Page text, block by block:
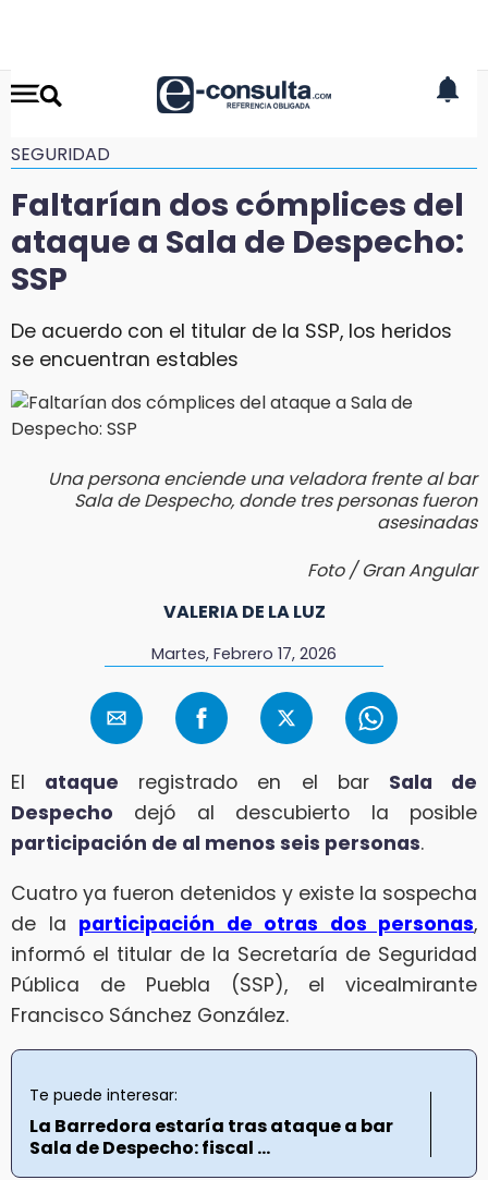
SEGURIDAD
Faltarían dos cómplices del
ataque a Sala de Despecho:
SSP
De acuerdo con el titular de la SSP, los heridos
se encuentran estables
Una persona enciende una veladora frente al bar
Sala de Despecho, donde tres personas fueron
asesinadas
Foto / Gran Angular
VALERIA DE LA LUZ
Martes, Febrero 17, 2026
El ataque registrado en el bar Sala de
Despecho dejó al descubierto la posible
participación de al menos seis personas.
Cuatro ya fueron detenidos y existe la sospecha
de la participación de otras dos personas,
informó el titular de la Secretaría de Seguridad
Pública de Puebla (SSP), el vicealmirante
Francisco Sánchez González.
Te puede interesar:
La Barredora estaría tras ataque a bar
Sala de Despecho: fiscal ...